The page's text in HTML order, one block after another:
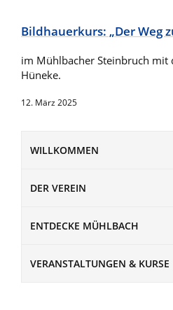
WILLKOMMEN
DER VEREIN
ENTDECKE MÜHLBACH
VERANSTALTUNGEN & KURSE
Bildhauerkurs: „Der Weg
im Mühlbacher Steinbruch mit
Hüneke.
12. März 2025